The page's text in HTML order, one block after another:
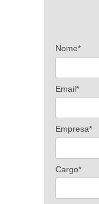
Nome*
Email*
Empresa*
Cargo*